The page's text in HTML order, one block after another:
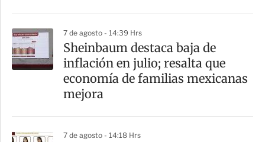
7 de agosto - 14:39 Hrs
Sheinbaum destaca baja de
inflación en julio; resalta que
economía de familias mexicanas
mejora
7 de agosto - 14:18 Hrs